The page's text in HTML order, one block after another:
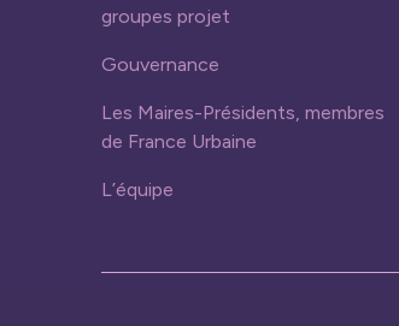
groupes projet
Gouvernance
Les Maires-Présidents, membres
de France Urbaine
L’équipe